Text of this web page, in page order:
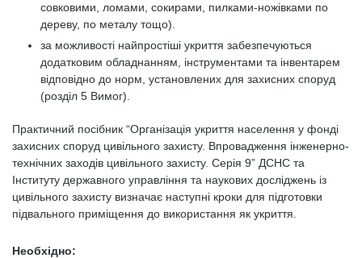
совковими, ломами, сокирами, пилками-ножівками по
дереву, по металу тощо).
за можливості найпростіші укриття забезпечуються
додатковим обладнанням, інструментами та інвентарем
відповідно до норм, установлених для захисних споруд
(розділ 5 Вимог).
Практичний посібник “Організація укриття населення у фонді
захисних споруд цивільного захисту. Впровадження інженерно-
технічних заходів цивільного захисту. Серія 9” ДСНС та
Інституту державного управління та наукових досліджень із
цивільного захисту визначає наступні кроки для підготовки
підвального приміщення до використання як укриття.
Необхідно: